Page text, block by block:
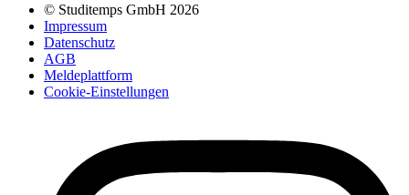
© Studitemps GmbH 2026
Impressum
Datenschutz
AGB
Meldeplattform
Cookie-Einstellungen